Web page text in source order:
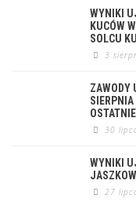
WYNIKI
KUCÓW
SOLCU
3
ZAWODY
30
WYNIKI
27